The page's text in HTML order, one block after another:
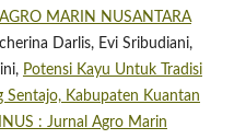
MARIN NUSANTARA
Darlis, Evi Sribudiani,
Potensi Kayu Untuk Tradisi
Sentajo, Kabupaten Kuantan
: Jurnal Agro Marin